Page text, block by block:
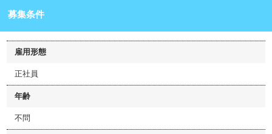
募集条件
雇用形態
正社員
年齢
不問